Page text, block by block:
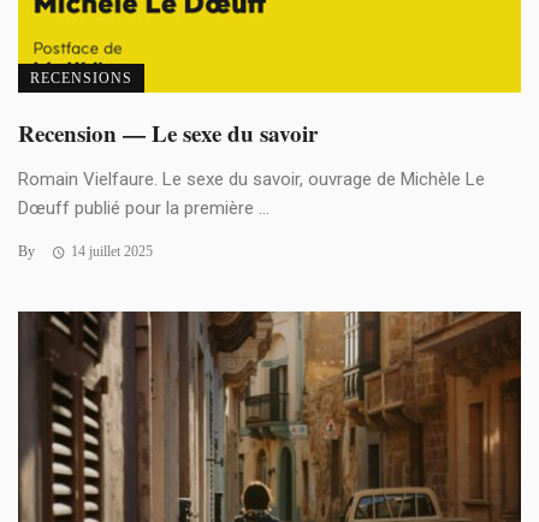
RECENSIONS
Recension — Le sexe du savoir
Romain Vielfaure. Le sexe du savoir, ouvrage de Michèle Le
Dœuff publié pour la première ...
By 14 juillet 2025